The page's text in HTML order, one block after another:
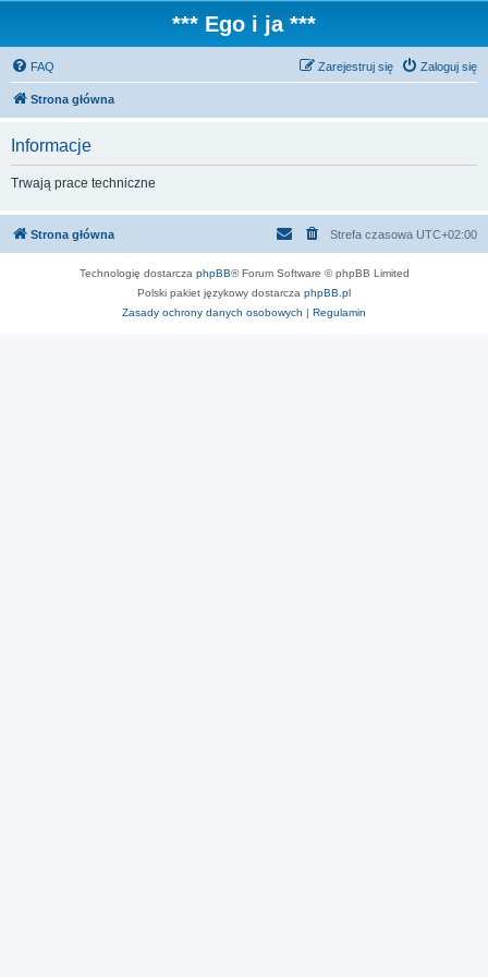
*** Ego i ja ***
FAQ Zaloguj się
Zarejestruj się
Strona główna
Informacje
Trwają prace techniczne
Strona główna Strefa czasowa UTC+02:00
Technologię dostarcza phpBB® Forum Software © phpBB Limited
Polski pakiet językowy dostarcza phpBB.pl
Zasady ochrony danych osobowych | Regulamin